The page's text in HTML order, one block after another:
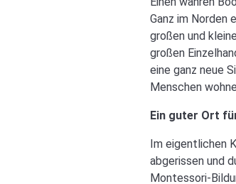
Ganz im Norden
großen und
großen
eine ganz neue
Menschen
Ein guter Ort
Im eigentlichen
abgerissen und
Montessori-